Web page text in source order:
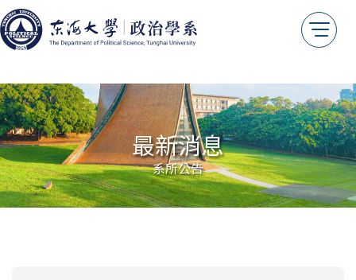
最新消息
系所公告